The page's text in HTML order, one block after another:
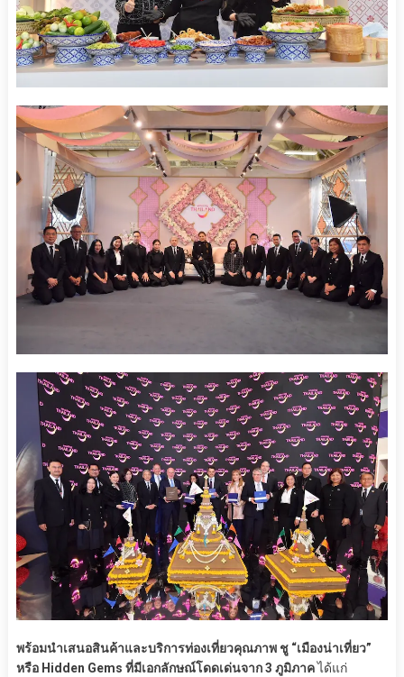
พร้อมนำเสนอสินค้าและบริการท่องเที่ยวคุณภาพ ชู “เมืองน่าเที่ยว”
หรือ Hidden Gems ที่มีเอกลักษณ์โดดเด่นจาก 3 ภูมิภาคได้แก่